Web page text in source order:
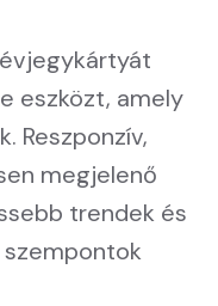
eszközt, amely
Reszponzív,
megjelenő
trendek és
szempontok